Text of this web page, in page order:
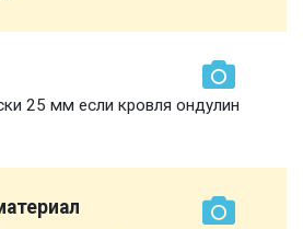
25 мм если кровля ондулин